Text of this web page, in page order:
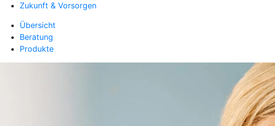
Zukunft & Vorsorgen
Übersicht
Beratung
Produkte